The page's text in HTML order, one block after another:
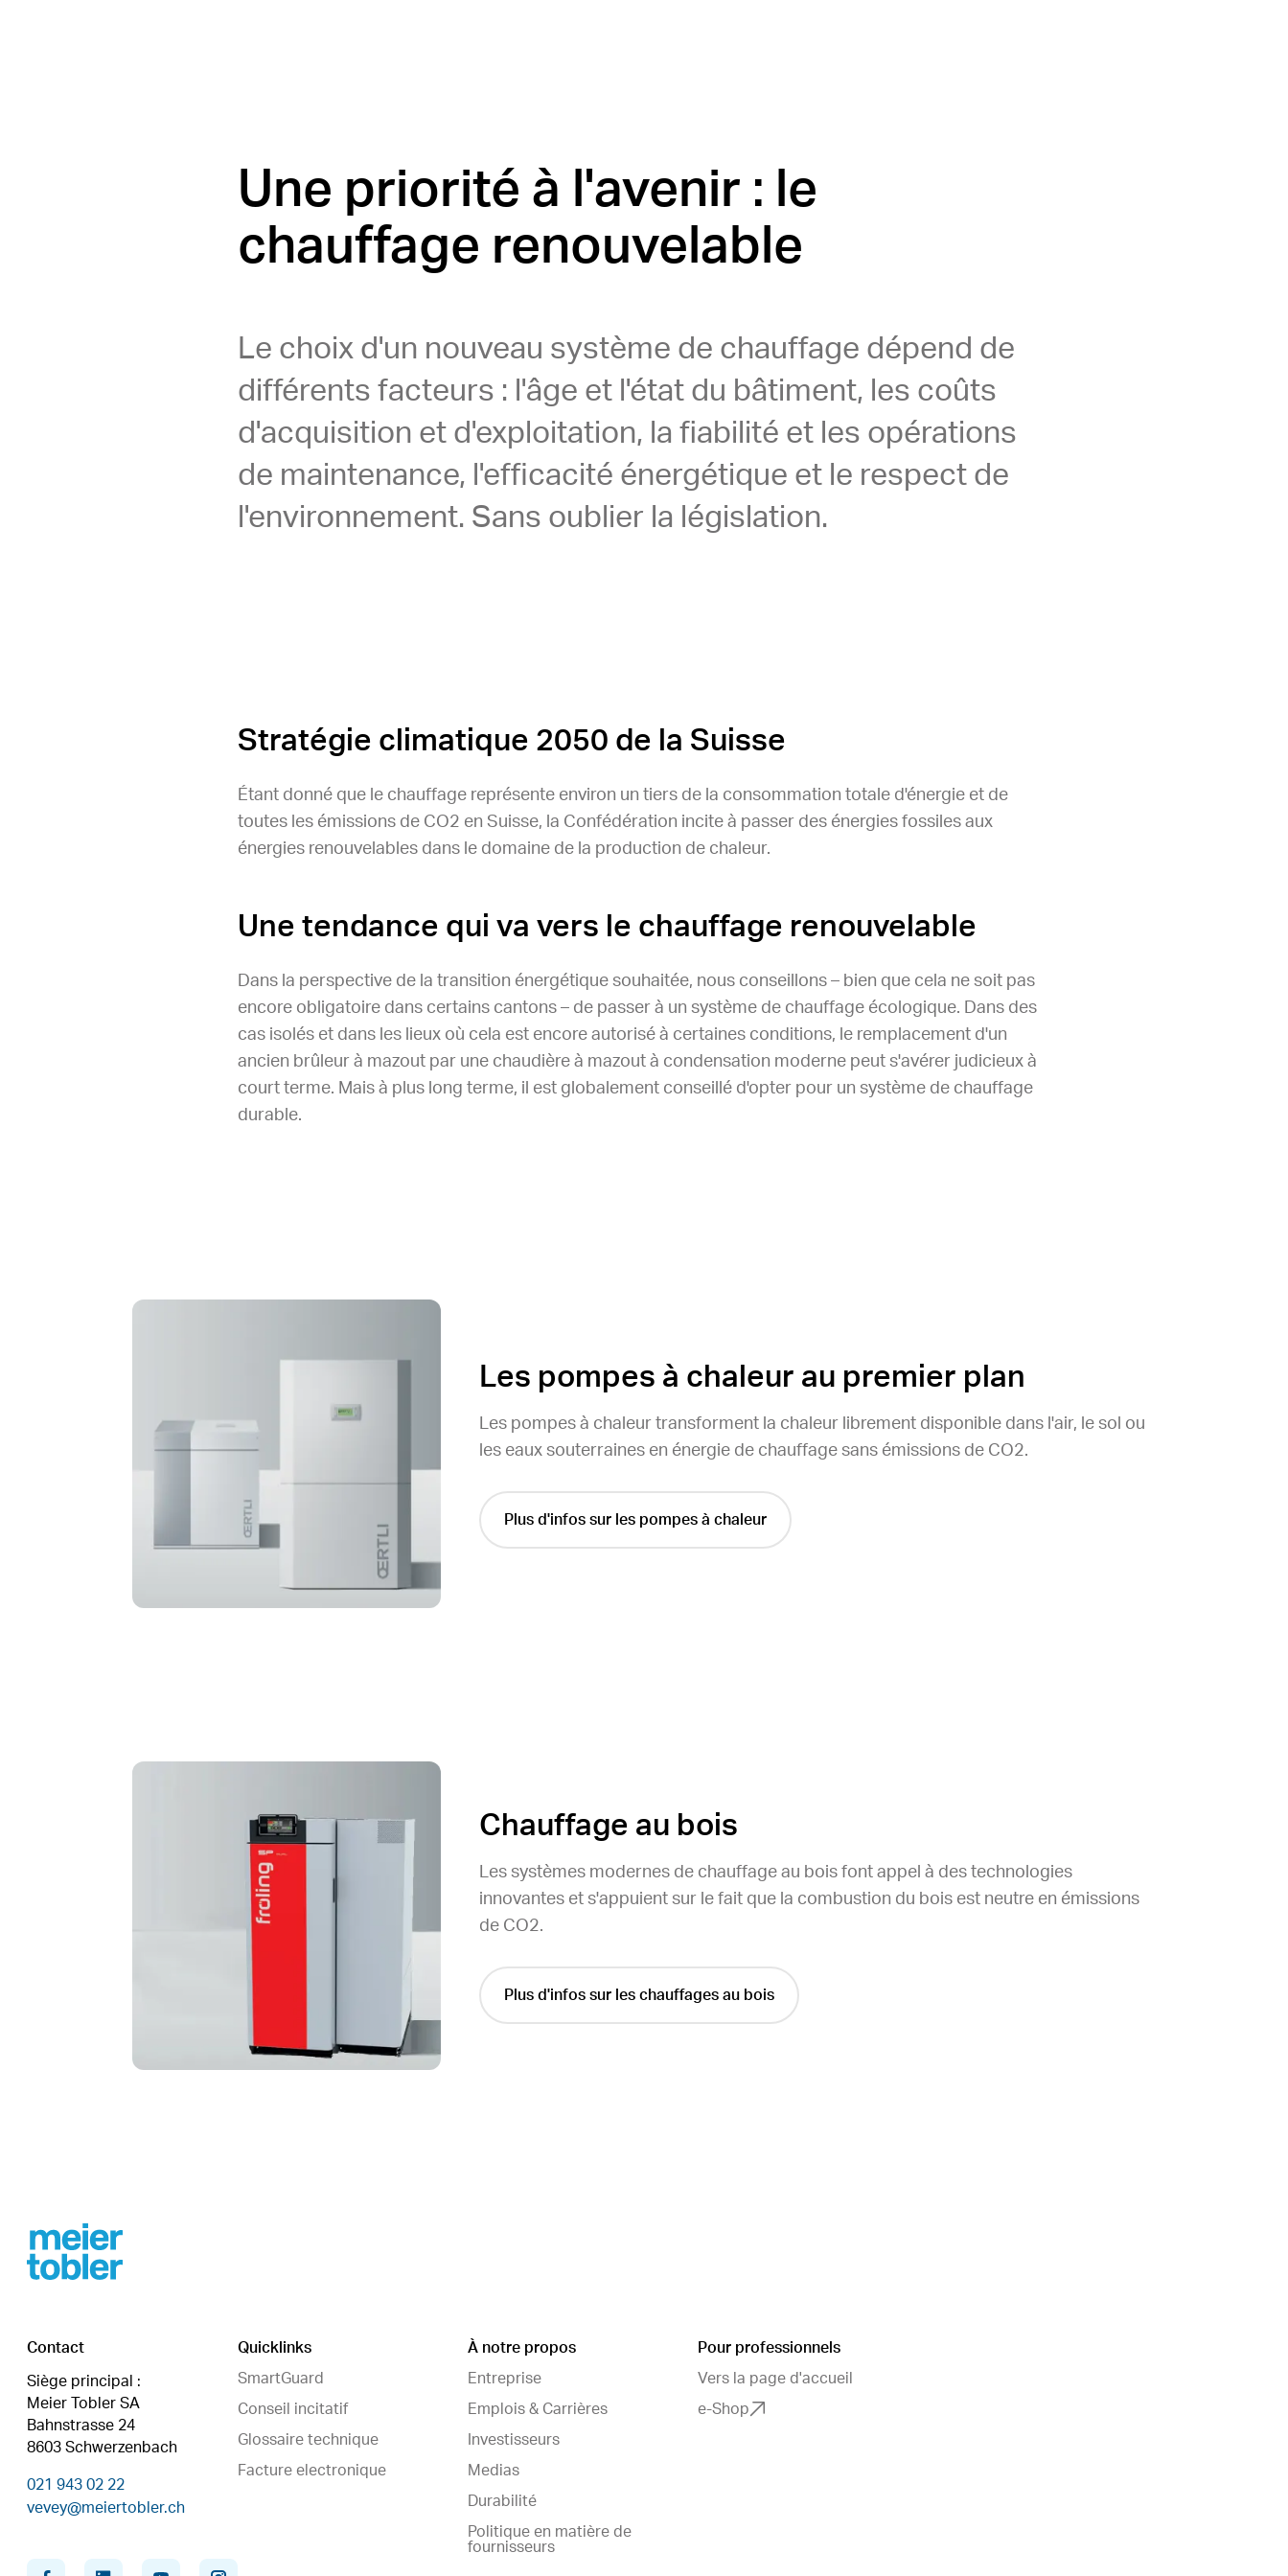
Une priorité à l'avenir : le
chauffage renouvelable
Le choix d'un nouveau système de chauffage dépend de
différents facteurs : l'âge et l'état du bâtiment, les coûts
d'acquisition et d'exploitation, la fiabilité et les opérations
de maintenance, l'efficacité énergétique et le respect de
l'environnement. Sans oublier la législation.
Stratégie climatique 2050 de la Suisse
Étant donné que le chauffage représente environ un tiers de la consommation totale d'énergie et de
toutes les émissions de CO2 en Suisse, la Confédération incite à passer des énergies fossiles aux
énergies renouvelables dans le domaine de la production de chaleur.
Une tendance qui va vers le chauffage renouvelable
Dans la perspective de la transition énergétique souhaitée, nous conseillons – bien que cela ne soit pas
encore obligatoire dans certains cantons – de passer à un système de chauffage écologique. Dans des
cas isolés et dans les lieux où cela est encore autorisé à certaines conditions, le remplacement d'un
ancien brûleur à mazout par une chaudière à mazout à condensation moderne peut s'avérer judicieux à
court terme. Mais à plus long terme, il est globalement conseillé d'opter pour un système de chauffage
durable.
Les pompes à chaleur au premier plan
Les pompes à chaleur transforment la chaleur librement disponible dans l'air, le sol ou
les eaux souterraines en énergie de chauffage sans émissions de CO2.
Plus d'infos sur les pompes à chaleur
Chauffage au bois
Les systèmes modernes de chauffage au bois font appel à des technologies
innovantes et s'appuient sur le fait que la combustion du bois est neutre en émissions
de CO2.
Plus d'infos sur les chauffages au bois
Footer
Contact
Siège principal :
Meier Tobler SA
Bahnstrasse 24
8603 Schwerzenbach
021 943 02 22
vevey@meiertobler.ch
facebooklinkedin youtube instagram
Quicklinks
SmartGuard
Conseil incitatif
Glossaire technique
Facture electronique
À notre propos
Entreprise
Emplois & Carrières
Investisseurs
Medias
Durabilité
Politique en matière de
fournisseurs
Pour professionnels
Vers la page d'accueil
e-Shop